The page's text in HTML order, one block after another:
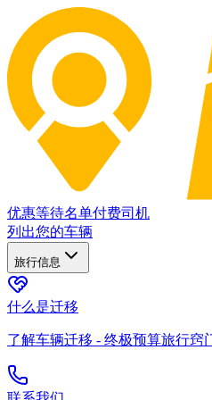
优惠等待名单付费司机
列出您的车辆
旅行信息
什么是迁移
了解车辆迁移 - 终极预算旅行窍